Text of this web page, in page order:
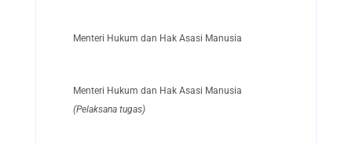
Menteri Hukum dan Hak Asasi Manusia
Menteri Hukum dan Hak Asasi Manusia
(Pelaksana tugas)